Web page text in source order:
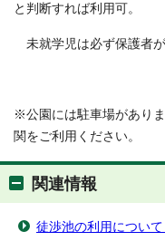
と判断すれば利用可。
未就学児は必ず保護者が
※公園には駐車場があり
関をご利用ください。
関連情報
徒渉池の利用について